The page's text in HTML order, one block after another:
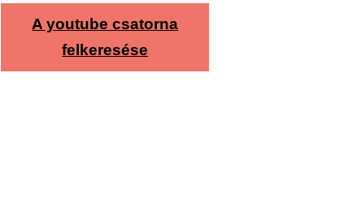
A youtube csatorna
felkeresése